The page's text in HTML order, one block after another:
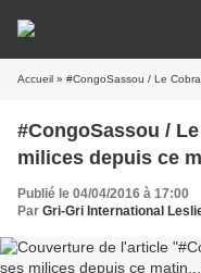
Accueil » #CongoSassou / Le
#CongoSassou /
milices depuis ce
Publié le 04/04/2016 à 17:00
Par Gri-Gri International